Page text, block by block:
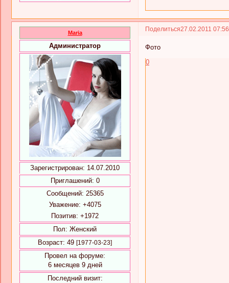
Поделиться27.02.2011
Maria
Администратор
Зарегистрирован: 14.07.2010
Приглашений: 0
Сообщений: 25365
Уважение: +4075
Позитив: +1972
Пол: Женский
Возраст: 49 [1977-03-23]
Провел на форуме:
6 месяцев 9 дней
Последний визит:
Фото
0